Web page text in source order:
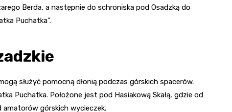
Berda, a następnie do schroniska pod Osadzką do
Puchatka”.
służyć pomocną dłonią podczas górskich spacerów.
Puchatka. Położone jest pod Hasiakową Skałą, gdzie od
górskich wycieczek.